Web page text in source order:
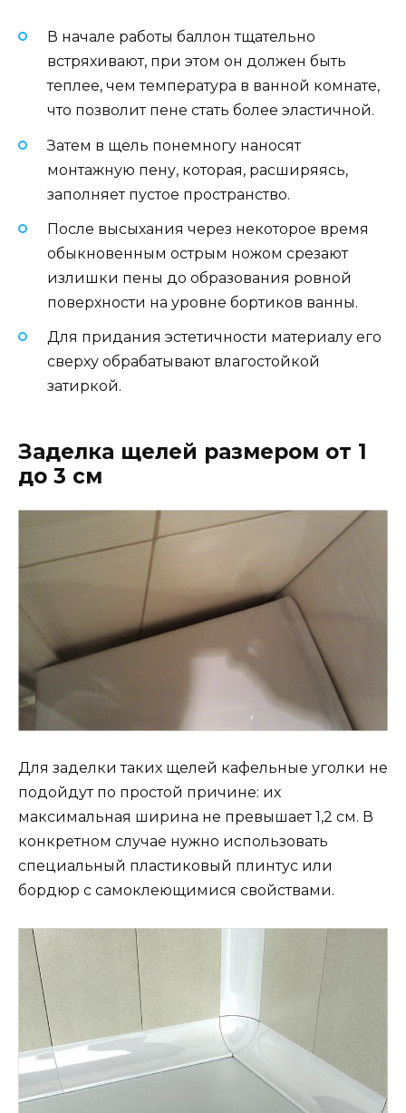
В начале работы баллон тщательно
встряхивают, при этом он должен быть
теплее, чем температура в ванной комнате,
что позволит пене стать более эластичной.
Затем в щель понемногу наносят
монтажную пену, которая, расширяясь,
заполняет пустое пространство.
После высыхания через некоторое время
обыкновенным острым ножом срезают
излишки пены до образования ровной
поверхности на уровне бортиков ванны.
Для придания эстетичности материалу его
сверху обрабатывают влагостойкой
затиркой.
Заделка щелей размером от 1
до 3 см
Для заделки таких щелей кафельные уголки не
подойдут по простой причине: их
максимальная ширина не превышает 1,2 см. В
конкретном случае нужно использовать
специальный пластиковый плинтус или
бордюр с самоклеющимися свойствами.